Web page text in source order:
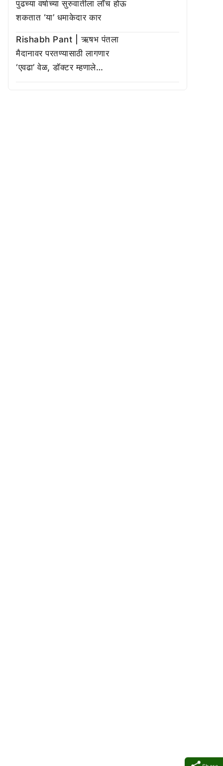
पुढच्या वर्षाच्या सुरुवातीला लाँच होऊ
शकतात ‘या’ धमाकेदार कार
Rishabh Pant | ऋषभ पंतला
मैदानावर परतण्यासाठी लागणार
‘एवढा’ वेळ, डॉक्टर म्हणाले…